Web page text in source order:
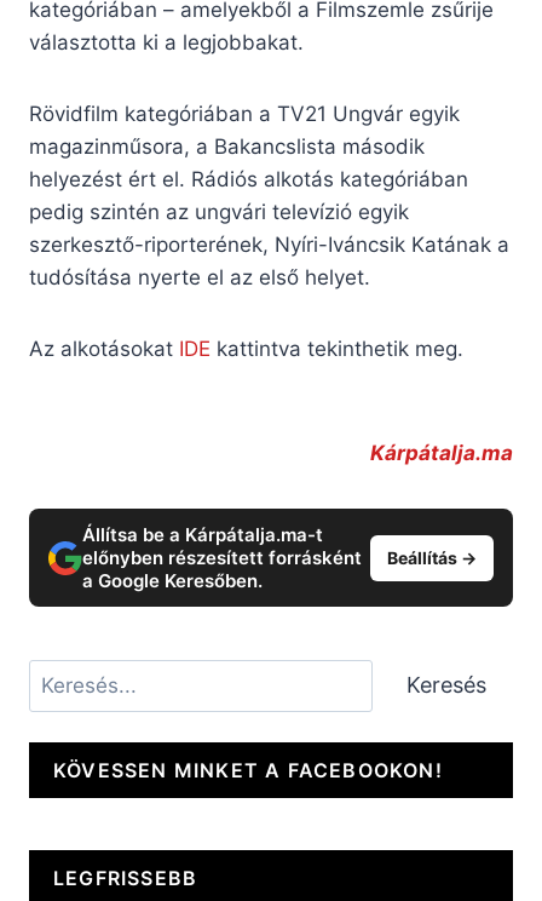
kategóriában – amelyekből a Filmszemle zsűrije
választotta ki a legjobbakat.
Rövidfilm kategóriában a TV21 Ungvár egyik
magazinműsora, a Bakancslista második
helyezést ért el. Rádiós alkotás kategóriában
pedig szintén az ungvári televízió egyik
szerkesztő-riporterének, Nyíri-Iváncsik Katának a
tudósítása nyerte el az első helyet.
Az alkotásokat IDE kattintva tekinthetik meg.
Kárpátalja.ma
Állítsa be a Kárpátalja.ma-t
előnyben részesített forrásként
a Google Keresőben.
Beállítás →
Keresés Keresés
KÖVESSEN MINKET A FACEBOOKON!
LEGFRISSEBB